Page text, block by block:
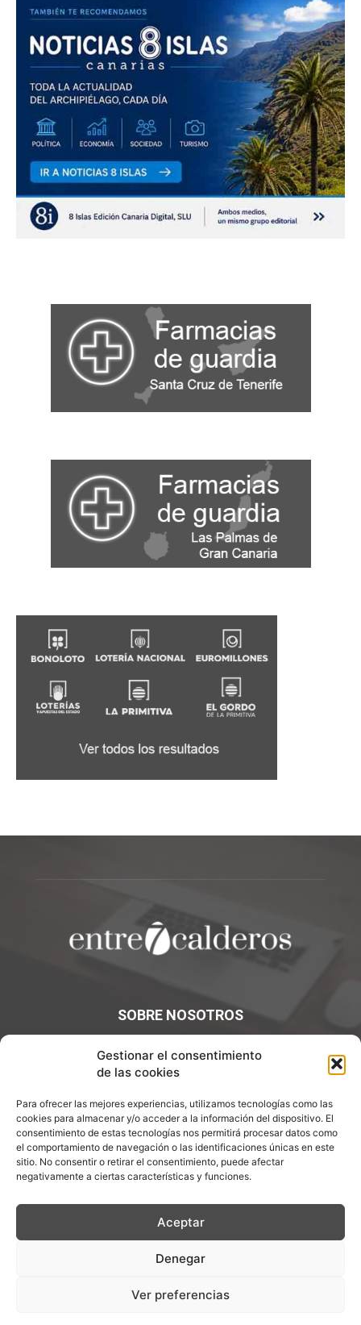
Gestionar el consentimiento
de las cookies
Para ofrecer las mejores experiencias, utilizamos tecnologías como las
cookies para almacenar y/o acceder a la información del dispositivo. El
consentimiento de estas tecnologías nos permitirá procesar datos como
el comportamiento de navegación o las identificaciones únicas en este
sitio. No consentir o retirar el consentimiento, puede afectar
negativamente a ciertas características y funciones.
Aceptar
Denegar
Ver preferencias
SOBRE NOSOTROS
¡Bienvenidos a Entre7Calderos.com, el lugar donde la
gastronomía y la cultura culinaria se encuentran! Sumérgete
Contáctanos:info@entre7calderos.com
SÍGUENOS
Política de Privacidad
Descargo de Responsablilidad